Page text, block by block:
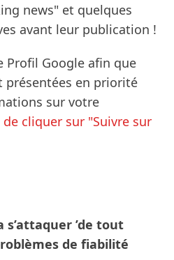
news" et quelques
avant leur publication !
Profil Google afin que
présentées en priorité
sur votre
cliquer sur "Suivre sur
s’attaquer ’de tout
de fiabilité